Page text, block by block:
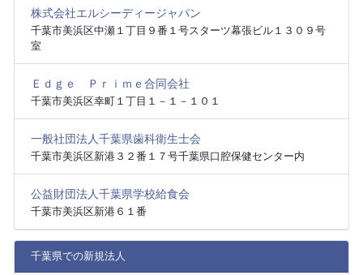
株式会社エルシーディージャパン
千葉市美浜区中瀬１丁目９番１号スターツ幕張ビル１３０９号
室
Ｅｄｇｅ Ｐｒｉｍｅ合同会社
千葉市美浜区幸町１丁目１－１－１０１
一般社団法人千葉県歯科衛生士会
千葉市美浜区新港３２番１７号千葉県口腔保健センター内
公益財団法人千葉県学校給食会
千葉市美浜区新港６１番
千葉県での新規法人